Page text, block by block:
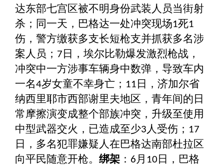
达东部七宫区被不明身份武装人员当街射
杀；同一天，巴格达一处冲突现场1死1
伤，警方缴获多支长短枪支并抓获多名涉
案人员； 7 日，埃尔比勒爆发激烈枪战，
冲突中一方涉事车辆身中数弹，导致车内
一名4岁女童不幸身亡； 11 日，济加尔省
纳西里耶市西部谢里夫地区，青年间的日
常摩擦演变成整个部族冲突，升级至使用
中型武器交火，已造成至少3人受伤； 17
日，多名犯罪嫌疑人在巴格达南部杜拉区
向平民随意开枪。 绑架 ： 6月 10 日，巴格